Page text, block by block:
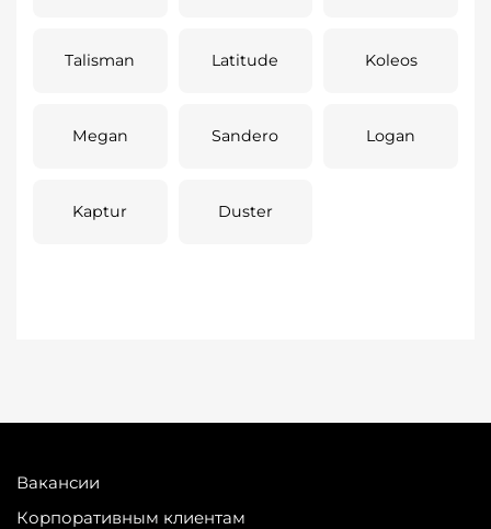
Talisman Latitude Koleos
Megan Sandero Logan
Kaptur Duster
Вакансии
Корпоративным клиентам